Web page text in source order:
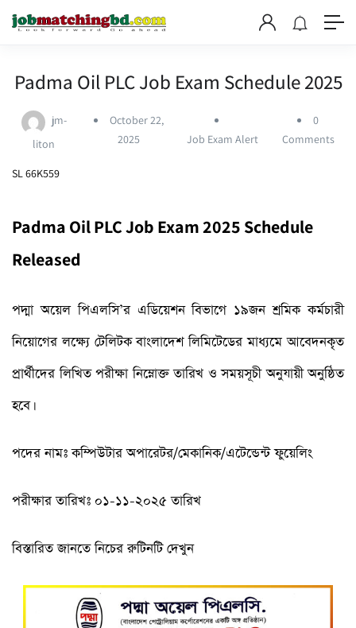
Padma Oil PLC Job Exam Schedule 2025
jm-
liton
October 22,
2025
Job Exam Alert
0
Comments
SL 66K559
Padma Oil PLC Job Exam 2025 Schedule
Released
পদ্মা অয়েল পিএলসি’র এডিয়েশন বিভাগে ১৯জন শ্রমিক কর্মচারী
নিয়োগের লক্ষ্যে টেলিটক বাংলাদেশ লিমিটেডের মাধ্যমে আবেদনকৃত
প্রার্থীদের লিখিত পরীক্ষা নিম্নোক্ত তারিখ ও সময়সূচী অনুযায়ী অনুষ্ঠিত
হবে।
পদের নামঃ কম্পিউটার অপারেটর/মেকানিক/এটেন্ডেন্ট ফুয়েলিং
পরীক্ষার তারিখঃ ০১-১১-২০২৫ তারিখ
বিস্তারিত জানতে নিচের রুটিনটি দেখুন